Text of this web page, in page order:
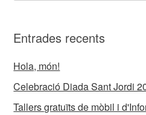
Entrades recents
Hola, món!
Celebració Diada Sant Jordi
Tallers gratuïts de mòbil i